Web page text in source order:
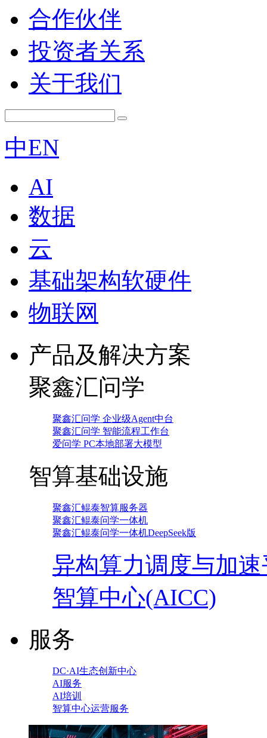
合作伙伴
投资者关系
关于我们
中EN
AI
数据
云
基础架构软硬件
物联网
产品及解决方案
聚鑫汇问学
聚鑫汇问学 企业级Agent中台
聚鑫汇问学 智能流程工作台
爱问学 PC本地部署大模型
智算基础设施
聚鑫汇鲲泰智算服务器
聚鑫汇鲲泰问学一体机
聚鑫汇鲲泰问学一体机DeepSeek版
异构算力调度与加
智算中心(AICC)
服务
DC·AI生态创新中心
AI服务
AI培训
智算中心运营服务